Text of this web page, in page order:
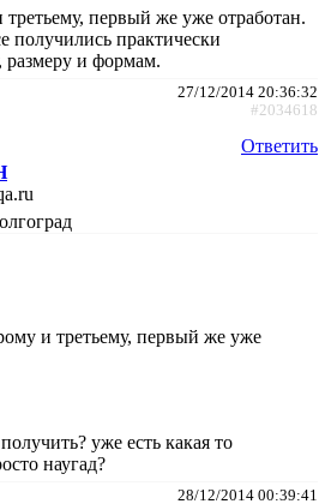
первый же уже отработан.
получились практически
размеру и формам.
27/12/2014 20:36:32
#2034618
Ответить
и третьему, первый же уже
уже есть какая то
наугад?
28/12/2014 00:39:41